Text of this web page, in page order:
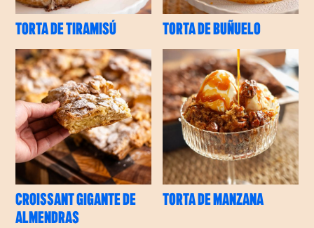
TORTA DE TIRAMISÚ TORTA DE BUÑUELO
CROISSANT GIGANTE DE
ALMENDRAS
TORTA DE MANZANA